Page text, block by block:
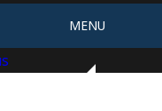
MENU